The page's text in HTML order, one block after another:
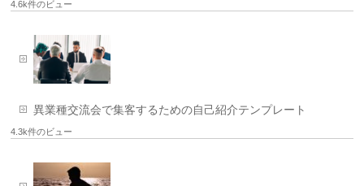
4.6k件のビュー
異業種交流会で集客するための自己紹介テンプレート
4.3k件のビュー